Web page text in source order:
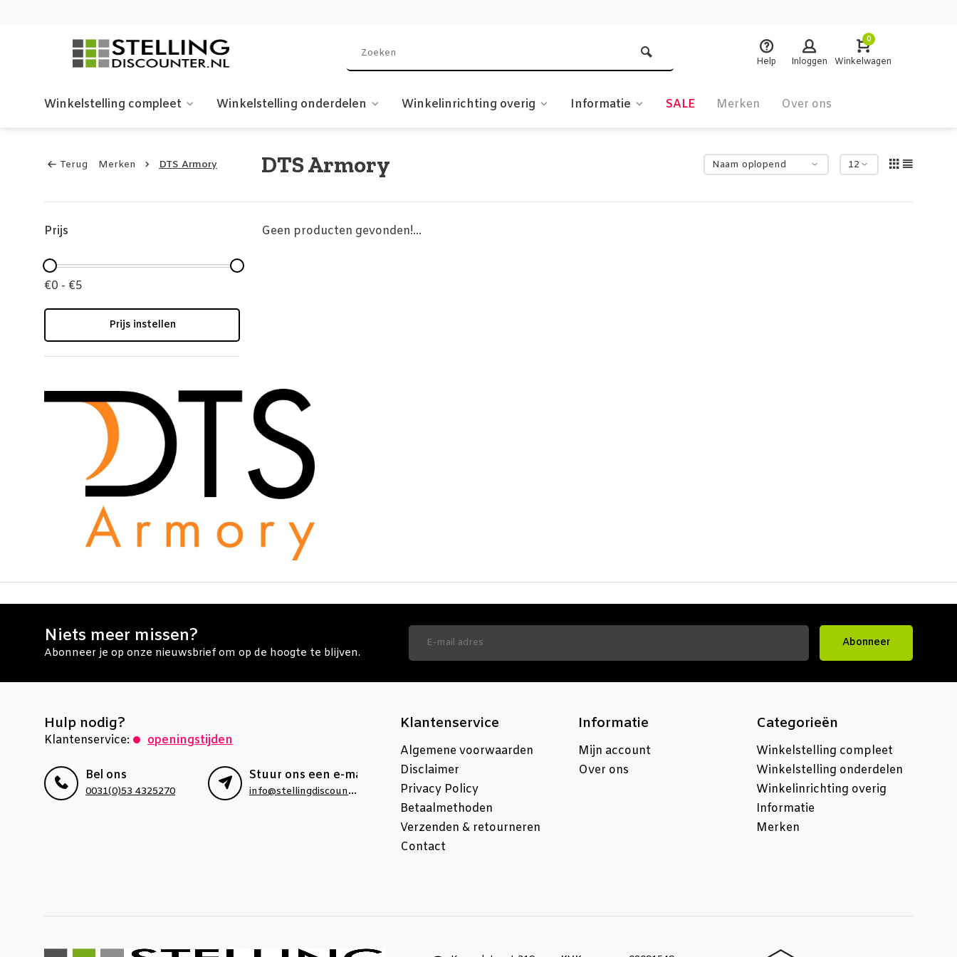
Help Inloggen
0
Winkelwagen
Winkelstelling compleet Winkelstelling onderdelen Winkelinrichting overig Informatie SALE Merken Over ons
Terug Merken DTS Armory DTS Armory
Prijs
€0 - €5
Prijs instellen
Geen producten gevonden!...
Niets meer missen?
Abonneer je op onze nieuwsbrief om op de hoogte te blijven.
Abonneer
Hulp nodig?
Klantenservice: openingstijden
Bel ons
0031(0)53 4325270
Stuur ons een e-mail
info@stellingdiscounter.nl
Klantenservice
Algemene voorwaarden
Disclaimer
Privacy Policy
Betaalmethoden
Verzenden & retourneren
Contact
Informatie
Mijn account
Over ons
Categorieën
Winkelstelling compleet
Winkelstelling onderdelen
Winkelinrichting overig
Informatie
Merken